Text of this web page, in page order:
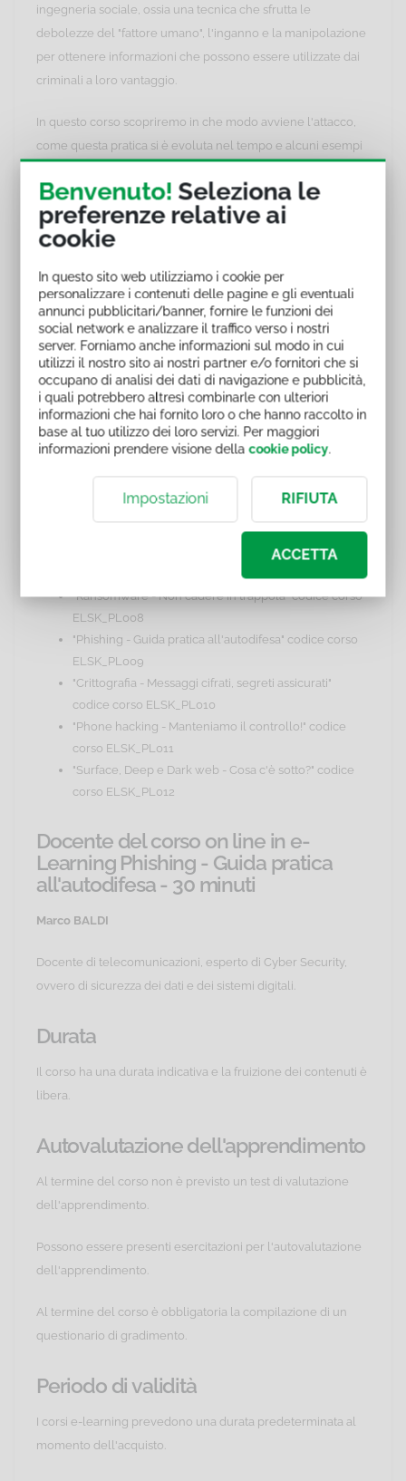
ingegneria sociale, ossia una tecnica che sfrutta le
debolezze del "fattore umano", l'inganno e la manipolazione
per ottenere informazioni che possono essere utilizzate dai
criminali a loro vantaggio.
In questo corso scopriremo in che modo avviene l'attacco,
come questa pratica si è evoluta nel tempo e alcuni esempi
Le indicazioni che troverai in questo corso saranno utili a
proteggere i tuoi dati personali e aziendali, rendendo la tua
Con questo corso ti allenerai a:
conoscere e riconoscere la tecnica del phishing;
adottare gli strumenti giusti per difendersi;
proteggerti dalle cyber frodi.
I contenuti di questo corso sono stati realizzati da Skilla.
Elenco dei corsi che approfondiscono il tema "Cyber
"Ransomware - Non cadere in trappola" codice corso
ELSK_PL008
"Phishing - Guida pratica all'autodifesa" codice corso
ELSK_PL009
"Crittografia - Messaggi cifrati, segreti assicurati"
codice corso ELSK_PL010
"Phone hacking - Manteniamo il controllo!" codice
corso ELSK_PL011
"Surface, Deep e Dark web - Cosa c'è sotto?" codice
corso ELSK_PL012
Docente del corso on line in e-
Learning Phishing - Guida pratica
all'autodifesa - 30 minuti
Marco BALDI
Docente di telecomunicazioni, esperto di Cyber Security,
ovvero di sicurezza dei dati e dei sistemi digitali.
Durata
Il corso ha una durata indicativa e la fruizione dei contenuti è
libera.
Autovalutazione dell'apprendimento
Al termine del corso non è previsto un test di valutazione
dell'apprendimento.
Possono essere presenti esercitazioni per l'autovalutazione
dell'apprendimento.
Al termine del corso è obbligatoria la compilazione di un
questionario di gradimento.
Periodo di validità
I corsi e-learning prevedono una durata predeterminata al
momento dell'acquisto.
Benvenuto! Seleziona le
preferenze relative ai
cookie
In questo sito web utilizziamo i cookie per
personalizzare i contenuti delle pagine e gli eventuali
annunci pubblicitari/banner, fornire le funzioni dei
social network e analizzare il traffico verso i nostri
server. Forniamo anche informazioni sul modo in cui
utilizzi il nostro sito ai nostri partner e/o fornitori che si
occupano di analisi dei dati di navigazione e pubblicità,
i quali potrebbero altresì combinarle con ulteriori
informazioni che hai fornito loro o che hanno raccolto in
base al tuo utilizzo dei loro servizi. Per maggiori
informazioni prendere visione dellacookie policy.
Impostazioni RIFIUTA
ACCETTA